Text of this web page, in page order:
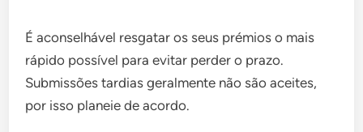
É aconselhável resgatar os seus prémios o mais
rápido possível para evitar perder o prazo.
Submissões tardias geralmente não são aceites,
por isso planeie de acordo.